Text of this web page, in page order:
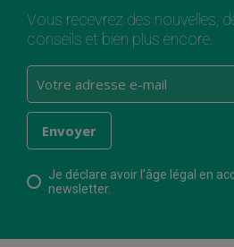
Vous recevrez des nouvelles,
conseils et bien plus encore.
Je déclare avoir l’âge légal en
newsletter.